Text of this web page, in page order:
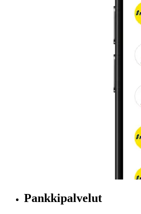
Pankkipalvelut